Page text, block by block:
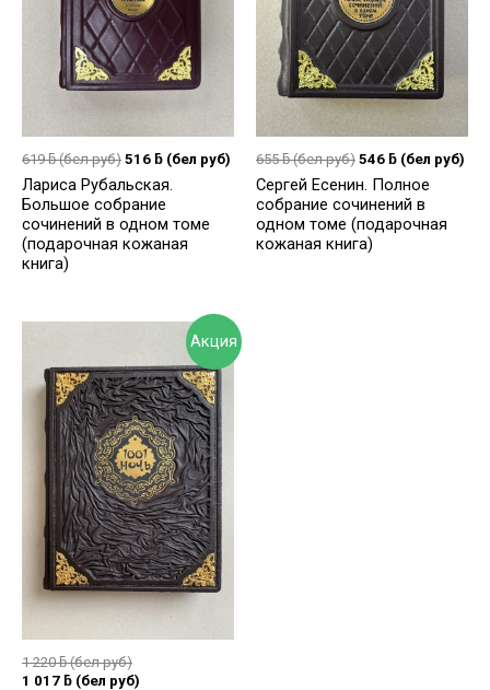
619ƃ(бел руб) 516 ƃ (бел руб)
Лариса Рубальская.
Большое собрание
сочинений в одном томе
(подарочная кожаная
книга)
655ƃ(бел руб) 546 ƃ (бел руб)
Сергей Есенин. Полное
собрание сочинений в
одном томе (подарочная
кожаная книга)
Акция
1 220ƃ(бел руб)
1 017 ƃ (бел руб)